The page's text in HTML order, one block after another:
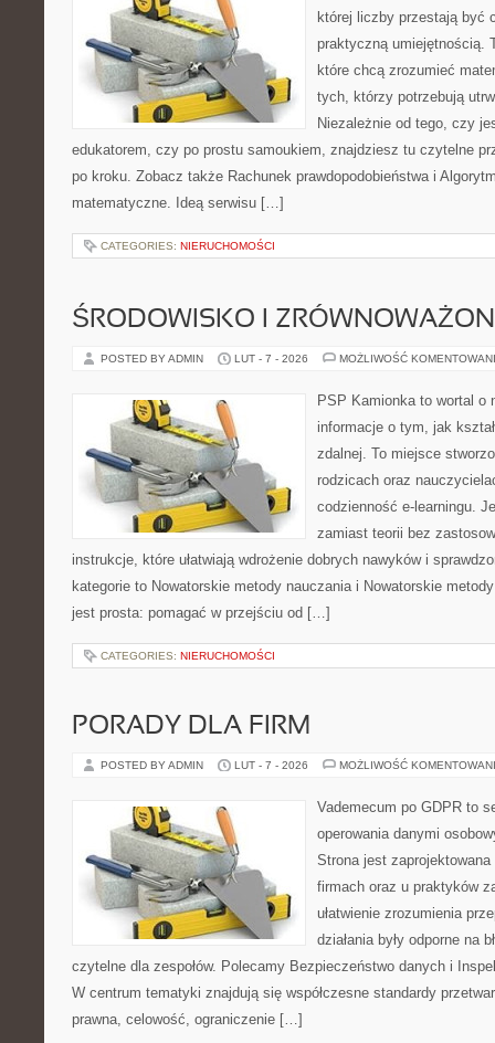
której liczby przestają być
praktyczną umiejętnością.
które chcą zrozumieć
tych, którzy potrzebują
Niezależnie od tego, czy
edukatorem, czy po prostu samoukiem, znajdziesz tu czytelne
po kroku. Zobacz także Rachunek prawdopodobieństwa i
matematyczne. Ideą serwisu […]
CATEGORIES: NIERUCHOMOŚCI
ŚRODOWISKO I
POSTED BY ADMIN LUT - 7 - 2026 MOŻLIWOŚĆ
PSP Kamionka to wortal o
informacje o tym, jak
zdalnej. To miejsce
rodzicach oraz
codzienność e-learningu.
zamiast teorii bez
instrukcje, które ułatwiają wdrożenie dobrych nawyków i
kategorie to Nowatorskie metody nauczania i Nowatorskie
jest prosta: pomagać w przejściu od […]
CATEGORIES: NIERUCHOMOŚCI
PORADY DLA FIRM
POSTED BY ADMIN LUT - 7 - 2026 MOŻLIWOŚĆ
Vademecum po GDPR to
operowania danymi
Strona jest
firmach oraz u praktyków
ułatwienie zrozumienia
działania były odporne na
czytelne dla zespołów. Polecamy Bezpieczeństwo danych i
W centrum tematyki znajdują się współczesne standardy
prawna, celowość, ograniczenie […]